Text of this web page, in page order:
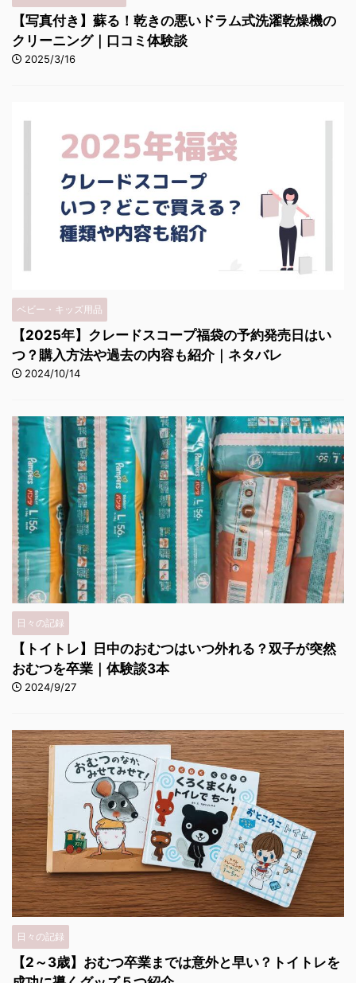
【写真付き】蘇る！乾きの悪いドラム式洗濯乾燥機の
クリーニング｜口コミ体験談
2025/3/16
ベビー・キッズ用品
【2025年】クレードスコープ福袋の予約発売日はい
つ？購入方法や過去の内容も紹介｜ネタバレ
2024/10/14
日々の記録
【トイトレ】日中のおむつはいつ外れる？双子が突然
おむつを卒業｜体験談3本
2024/9/27
日々の記録
【2～3歳】おむつ卒業までは意外と早い？トイトレを